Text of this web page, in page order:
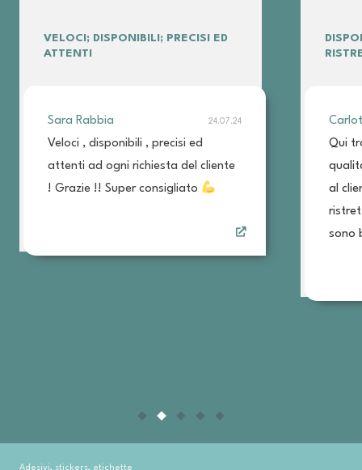
VELOCI; DISPONIBILI; PRECISI ED
ATTENTI
Sara Rabbia 24.07.24
Veloci , disponibili , precisi ed
attenti ad ogni richiesta del cliente
! Grazie !! Super consigliato
Qui
al
sono
Adesivi, stickers, etichette